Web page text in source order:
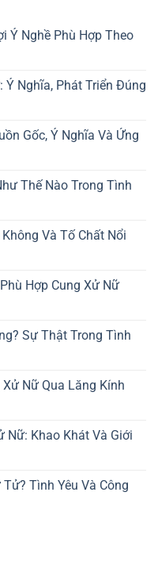
Ý Nghề Phù Hợp Theo
Ý Nghĩa, Phát Triển Đúng
Gốc, Ý Nghĩa Và Ứng
Thế Nào Trong Tình
Và Tố Chất Nổi
Hợp Cung Xử Nữ
Sự Thật Trong Tình
Nữ Qua Lăng Kính
Nữ: Khao Khát Và Giới
Tình Yêu Và Công